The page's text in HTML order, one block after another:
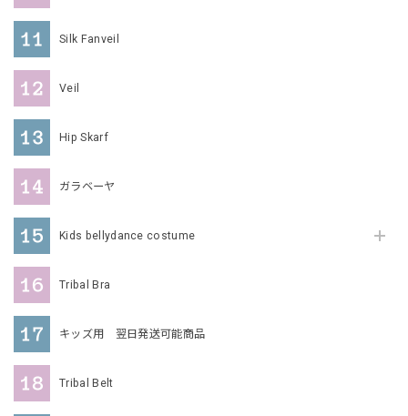
Silk Fanveil
Veil
Hip Skarf
ガラベーヤ
Kids bellydance costume
Tribal Bra
キッズ用 翌日発送可能商品
Tribal Belt